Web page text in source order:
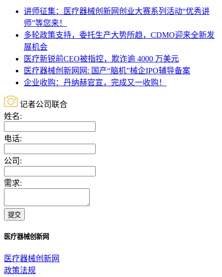
讲师征集：医疗器械创新网创业大赛系列活动“优秀讲
师”等您来！
多轮政策支持，委托生产大势所趋，CDMO迎来全新发
展机会
医疗新锐前CEO被指控，欺诈逾 4000 万美元
医疗器械创新网网: 国产“脑机”械企IPO辅导备案
企业收购：丹纳赫官宣，完成又一收购！
记者公司联合
姓名:
电话:
公司:
需求:
提交
医疗器械创新网
医疗器械创新网
政策法规